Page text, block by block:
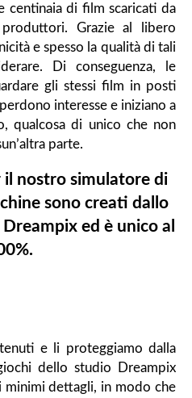
centinaia di film scaricati da
Grazie al libero
e spesso la qualità di tali
Di conseguenza, le
gli stessi film in posti
interesse e iniziano a
qualcosa di unico che non
parte.
nostro simulatore di
sono creati dallo
ed è unico al
e li proteggiamo dalla
dello studio Dreampix
minimi dettagli, in modo che